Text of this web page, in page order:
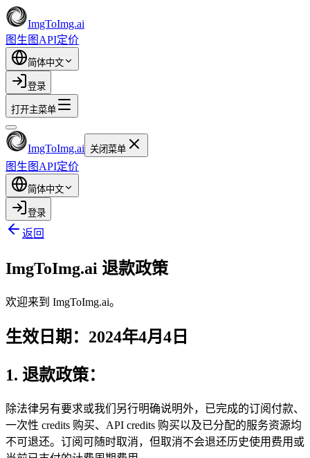
ImgToImg.ai
图生图 API定价
简体中文
登录
打开主菜单
ImgToImg.ai 关闭菜单
图生图 API定价
简体中文
登录
返回
ImgToImg.ai 退款政策
欢迎来到 ImgToImg.ai。
生效日期：2024年4月4日
1. 退款政策：
除法律另有要求或我们另行明确说明外，已完成的订阅付款、
一次性 credits 购买、API credits 购买以及已分配的服务资源均
不可退还。订阅可随时取消，但取消不会退还历史使用费用或